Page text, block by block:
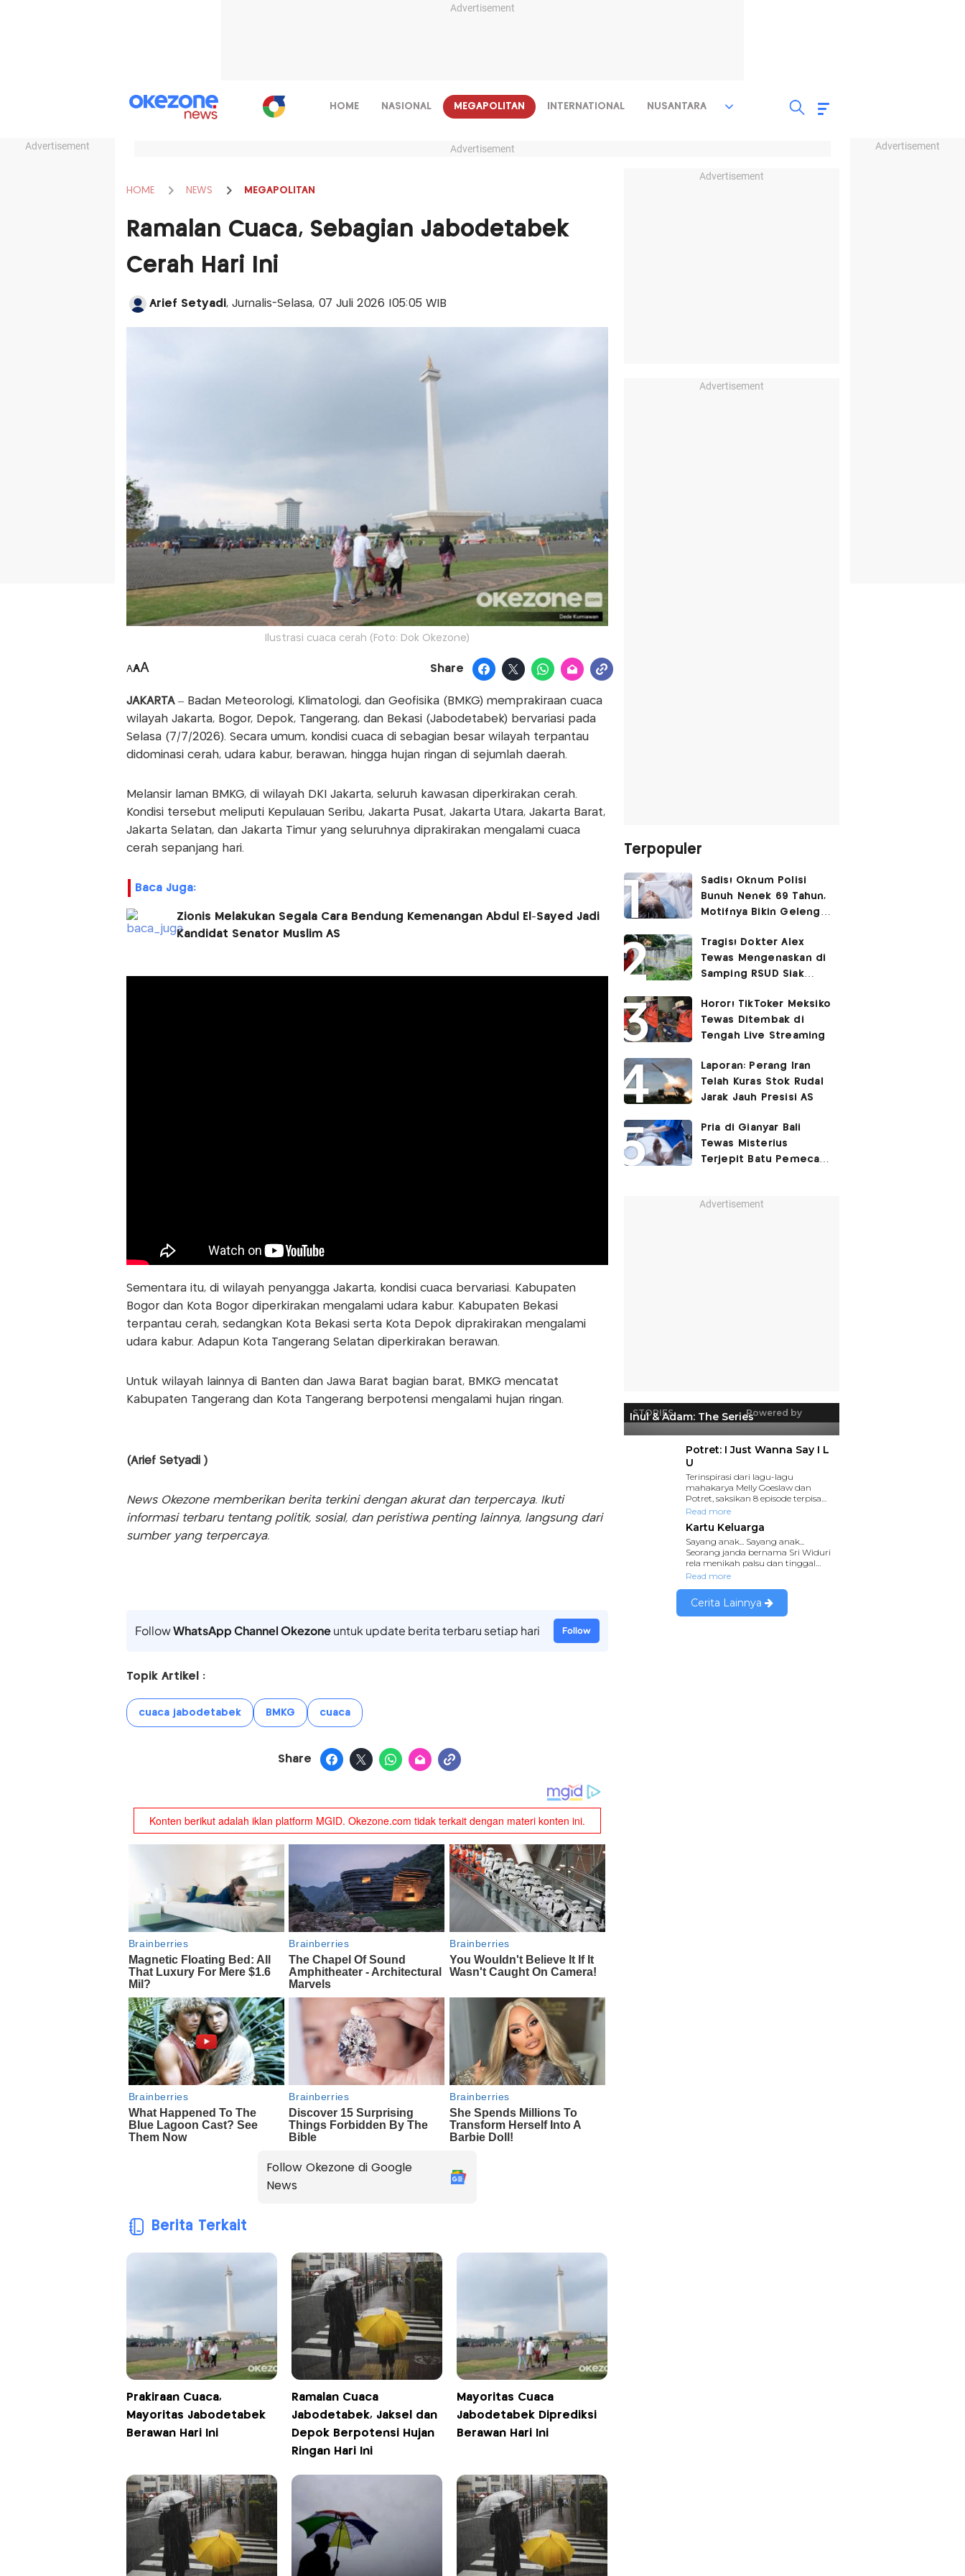
Advertisement
Advertisement Advertisement
HOME NASIONAL MEGAPOLITAN INTERNATIONAL NUSANTARA
Advertisement
HOME NEWS MEGAPOLITAN
Ramalan Cuaca, Sebagian Jabodetabek
Cerah Hari Ini
Arief Setyadi, Jurnalis-Selasa, 07 Juli 2026 |05:05 WIB
Ilustrasi cuaca cerah (Foto: Dok Okezone)
AAA Share
JAKARTA – Badan Meteorologi, Klimatologi, dan Geofisika (BMKG) memprakiraan cuaca
wilayah Jakarta, Bogor, Depok, Tangerang, dan Bekasi (Jabodetabek) bervariasi pada
Selasa (7/7/2026). Secara umum, kondisi cuaca di sebagian besar wilayah terpantau
didominasi cerah, udara kabur, berawan, hingga hujan ringan di sejumlah daerah.
Melansir laman BMKG, di wilayah DKI Jakarta, seluruh kawasan diperkirakan cerah.
Kondisi tersebut meliputi Kepulauan Seribu, Jakarta Pusat, Jakarta Utara, Jakarta Barat,
Jakarta Selatan, dan Jakarta Timur yang seluruhnya diprakirakan mengalami cuaca
cerah sepanjang hari.
Baca Juga:
Zionis Melakukan Segala Cara Bendung Kemenangan Abdul El-Sayed Jadi
Kandidat Senator Muslim AS
Sementara itu, di wilayah penyangga Jakarta, kondisi cuaca bervariasi. Kabupaten
Bogor dan Kota Bogor diperkirakan mengalami udara kabur. Kabupaten Bekasi
terpantau cerah, sedangkan Kota Bekasi serta Kota Depok diprakirakan mengalami
udara kabur. Adapun Kota Tangerang Selatan diperkirakan berawan.
Untuk wilayah lainnya di Banten dan Jawa Barat bagian barat, BMKG mencatat
Kabupaten Tangerang dan Kota Tangerang berpotensi mengalami hujan ringan.
(Arief Setyadi )
News Okezone memberikan berita terkini dengan akurat dan terpercaya. Ikuti
informasi terbaru tentang politik, sosial, dan peristiwa penting lainnya, langsung dari
sumber yang terpercaya.
FollowWhatsApp Channel Okezoneuntuk update berita terbaru setiap hari Follow
Topik Artikel :
cuaca jabodetabek BMKG cuaca
Share
Follow Okezone di Google
News
Berita Terkait
Prakiraan Cuaca,
Mayoritas Jabodetabek
Berawan Hari Ini
Ramalan Cuaca
Jabodetabek, Jaksel dan
Depok Berpotensi Hujan
Ringan Hari Ini
Mayoritas Cuaca
Jabodetabek Diprediksi
Berawan Hari Ini
Advertisement
Advertisement
Terpopuler
Sadis! Oknum Polisi
Bunuh Nenek 69 Tahun,
Motifnya Bikin Geleng
Tragis! Dokter Alex
Tewas Mengenaskan di
Samping RSUD Siak
Rocuronium
Horor! TikToker Meksiko
Tewas Ditembak di
Tengah Live Streaming
Laporan: Perang Iran
Telah Kuras Stok Rudal
Jarak Jauh Presisi AS
Pria di Gianyar Bali
Tewas Misterius
Terjepit Batu Pemecah
Advertisement